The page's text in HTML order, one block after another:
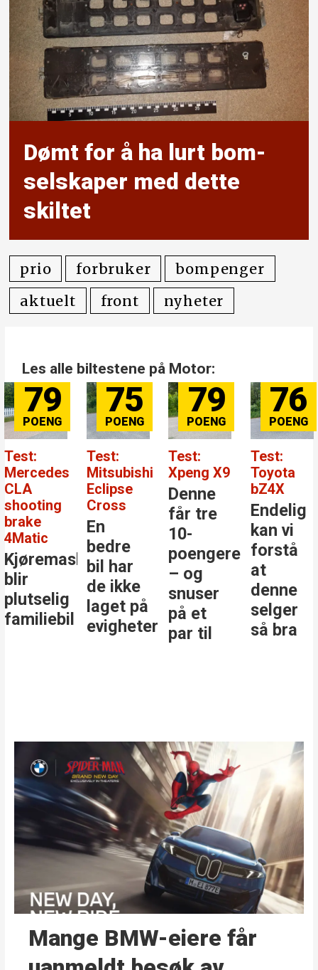
Dømt for å ha lurt bom­
selskaper med dette
skiltet
prio forbruker
bompenger
aktuelt
front nyheter
Les alle biltestene på Motor:
79
Test:
Mercedes
CLA
shooting
brake
4Matic
Kjøremaskinen
blir
plutselig
familiebil
75
Test:
Mitsubishi
Eclipse
Cross
En
bedre
bil har
de ikke
laget på
evigheter
79
Test:
Xpeng X9
Denne
får tre
10-
poengere
– og
snuser
på et
par til
76
Test:
Toyota
bZ4X
Endelig
kan vi
forstå
at
denne
selger
så bra
Mange BMW-eiere får